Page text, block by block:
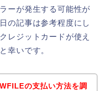
ーが発生する可能性が
の記事は参考程度にし
レジットカードが使え
幸いです。
の支払い方法を調